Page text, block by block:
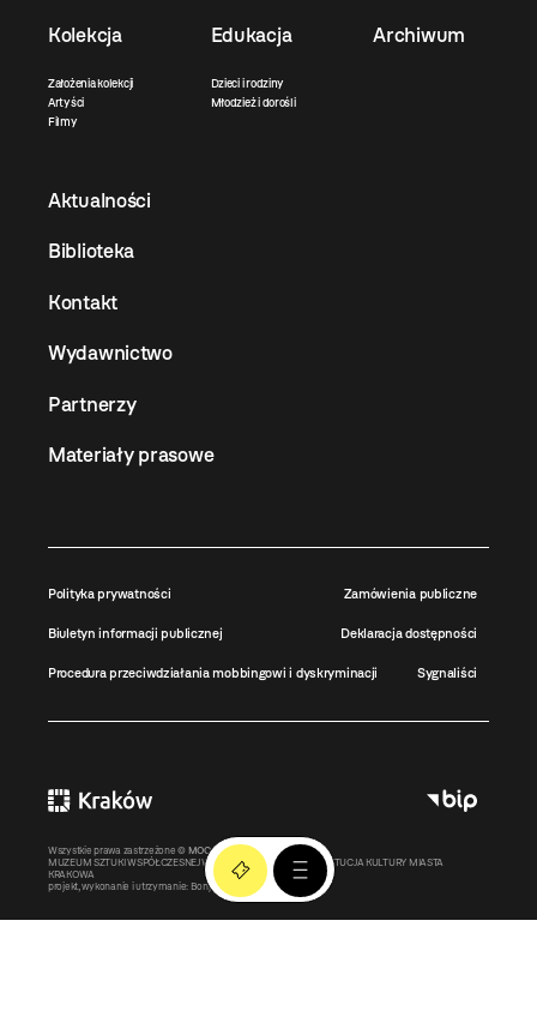
Kolekcja
Założenia kolekcji
Artyści
Filmy
Edukacja
Dzieci i rodziny
Młodzież i dorośli
Archiwum
Aktualności
Biblioteka
Kontakt
Wydawnictwo
Partnerzy
Materiały prasowe
Polityka prywatności Zamówienia publiczne
Biuletyn informacji publicznej Deklaracja dostępności
Procedura przeciwdziałania mobbingowi i dyskryminacji Sygnaliści
Wszystkie prawa zastrzeżone © MOCAK2011-2026
MUZEUM SZTUKI WSPÓŁCZESNEJ W KRAKOWIE MOCAK – INSTYTUCJA KULTURY MIASTA
KRAKOWA
projekt, wykonanie i utrzymanie: Bonjour.pl